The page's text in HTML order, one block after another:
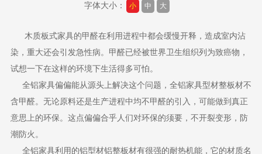
字体大小： 小 中 大
木质板式家具的甲醛在利用进程中都会缓慢开释，造成室内沾
染，重大还会引发急性病。甲醛已经被世界卫生组织列为致癌物，
试想一下在这样的环境下生活得多可怕。
全铝家具偏偏能从源头上解决这个问题，全铝家具型材整板材不
含甲醛。无论原料还是生产进程中均不甲醛的引入，可能做到真正
意思上的环保。这点偏偏合乎人们对环保的须要，不开裂变形，防
潮防火。
全铝家具利用的铝型材铝整板材有很强的耐热机能，它的材质名